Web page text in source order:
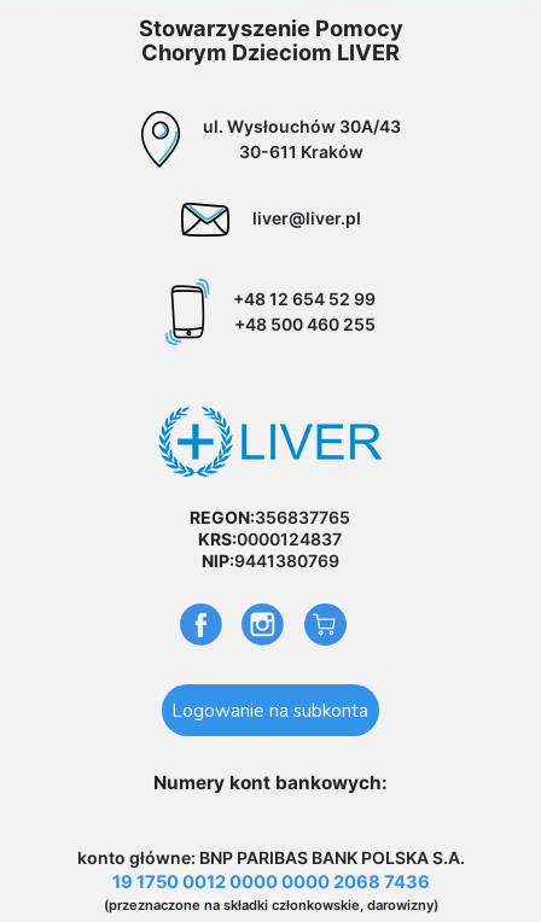
Stowarzyszenie Pomocy
Chorym Dzieciom LIVER
ul. Wysłouchów 30A/43
30-611 Kraków
liver@liver.pl
+48 12 654 52 99
+48 500 460 255
REGON:356837765
KRS:0000124837
NIP:9441380769
Logowanie na subkonta
Numery kont bankowych:
konto główne: BNP PARIBAS BANK POLSKA S.A.
19 1750 0012 0000 0000 2068 7436
(przeznaczone na składki członkowskie, darowizny)